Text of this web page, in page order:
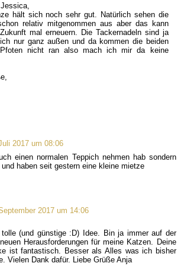
hält sich noch sehr gut. Natürlich sehen die
relativ mitgenommen aus aber das kann
mal erneuern. Die Tackernadeln sind ja
nur ganz außen und da kommen die beiden
nicht ran also mach ich mir da keine
2017 um 08:06
einen normalen Teppich nehmen hab sondern
haben seit gestern eine kleine mietze
2017 um 14:06
(und günstige :D) Idee. Bin ja immer auf der
Herausforderungen für meine Katzen. Deine
ist fantastisch. Besser als Alles was ich bisher
Vielen Dank dafür. Liebe Grüße Anja